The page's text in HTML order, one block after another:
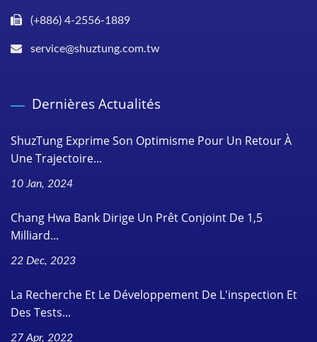
(+886) 4-2556-1889
service@shuztung.com.tw
Dernières Actualités
ShuzTung Exprime Son Optimisme Pour Un Retour À
Une Trajectoire...
10 Jan, 2024
Chang Hwa Bank Dirige Un Prêt Conjoint De 1,5
Milliard...
22 Dec, 2023
La Recherche Et Le Développement De L'inspection Et
Des Tests...
27 Apr, 2022